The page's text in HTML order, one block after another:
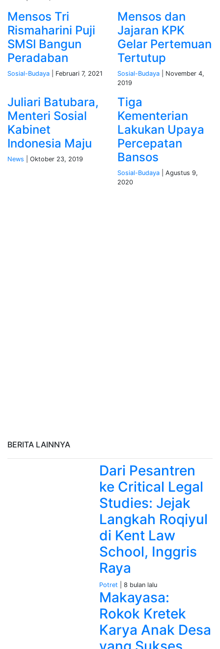
Mensos Tri
Rismaharini Puji
SMSI Bangun
Peradaban
Sosial-Budaya | Februari 7, 2021
Mensos dan
Jajaran KPK
Gelar Pertemuan
Tertutup
Sosial-Budaya | November 4,
2019
Juliari Batubara,
Menteri Sosial
Kabinet
Indonesia Maju
News | Oktober 23, 2019
Tiga
Kementerian
Lakukan Upaya
Percepatan
Bansos
Sosial-Budaya | Agustus 9,
2020
BERITA LAINNYA
Dari Pesantren
ke Critical Legal
Studies: Jejak
Langkah Roqiyul
di Kent Law
School, Inggris
Raya
Potret | 8 bulan lalu
Makayasa:
Rokok Kretek
Karya Anak Desa